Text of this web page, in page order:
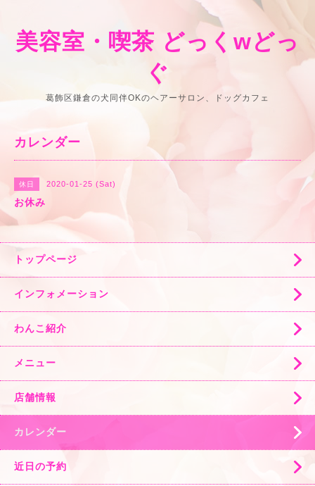
美容室・喫茶 どっくwどっ
ぐ
葛飾区鎌倉の犬同伴OKのヘアーサロン、ドッグカフェ
カレンダー
休日 2020-01-25 (Sat)
お休み
トップページ
インフォメーション
わんこ紹介
メニュー
店舗情報
カレンダー
近日の予約